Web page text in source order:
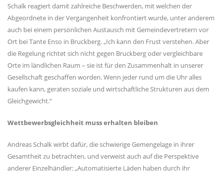
Schalk reagiert damit zahlreiche Beschwerden, mit welchen der
Abgeordnete in der Vergangenheit konfrontiert wurde, unter anderem
auch bei einem persönlichen Austausch mit Gemeindevertretern vor
Ort bei Tante Enso in Bruckberg. „Ich kann den Frust verstehen. Aber
die Regelung richtet sich nicht gegen Bruckberg oder vergleichbare
Orte im ländlichen Raum – sie ist für den Zusammenhalt in unserer
Gesellschaft geschaffen worden. Wenn jeder rund um die Uhr alles
kaufen kann, geraten soziale und wirtschaftliche Strukturen aus dem
Gleichgewicht.“
Wettbewerbsgleichheit muss erhalten bleiben
Andreas Schalk wirbt dafür, die schwierige Gemengelage in ihrer
Gesamtheit zu betrachten, und verweist auch auf die Perspektive
anderer Einzelhändler: „Automatisierte Läden haben durch ihr